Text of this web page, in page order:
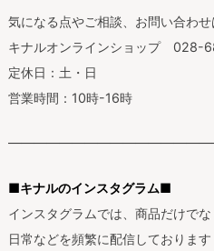
気になる点やご相談、お問い合わせ
キナルオンラインショップ 028-
定休日：土・日
営業時間：10時-16時
■キナルのインスタグラム■
インスタグラムでは、商品だけで
日常などを頻繁に配信しております